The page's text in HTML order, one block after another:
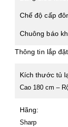
Chế độ cấp
Chuông báo
Thông tin lắp đặt
Kích thước tủ
Cao 180 cm –
Hãng:
Sharp